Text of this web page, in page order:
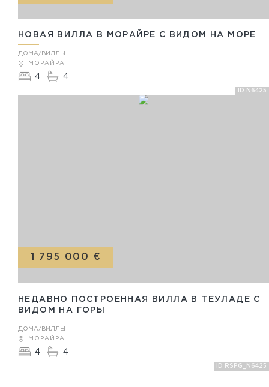
НОВАЯ ВИЛЛА В МОРАЙРЕ С ВИДОМ НА МОРЕ
МОРАЙРА
ДОМА/ВИЛЛЫ
4 4
ID N6425
НЕДАВНО ПОСТРОЕННАЯ ВИЛЛА В ТЕУЛАДЕ С
ВИДОМ НА ГОРЫ
МОРАЙРА
1 795 000 €
ДОМА/ВИЛЛЫ
4 4
ID RSPG_N6425